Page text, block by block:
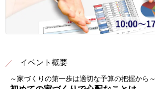
イベント概要
～家づくりの第一歩は適切な予算の把握から～